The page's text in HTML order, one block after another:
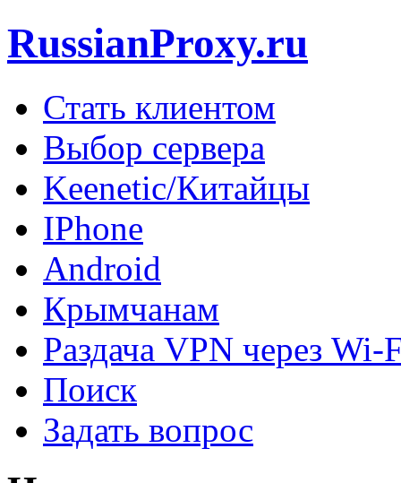
RussianProxy.ru
Стать клиентом
Выбор сервера
Keenetic/Китайцы
IPhone
Android
Крымчанам
Раздача VPN через Wi-
Поиск
Задать вопрос